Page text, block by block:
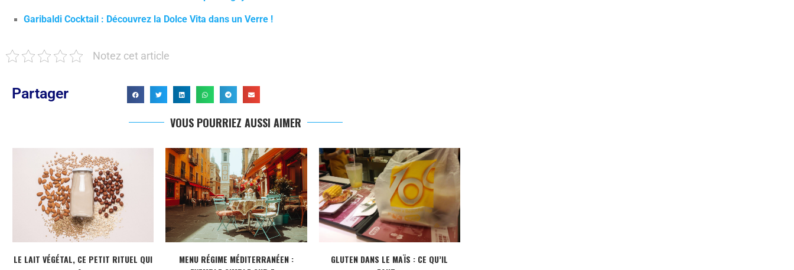
Garibaldi Cocktail : Découvrez la Dolce Vita dans un Verre !
Notez cet article
Partager
VOUS POURRIEZ AUSSI AIMER
LE LAIT VÉGÉTAL, CE PETIT RITUEL QUI
MENU RÉGIME MÉDITERRANÉEN :
GLUTEN DANS LE MAÏS : CE QU’IL